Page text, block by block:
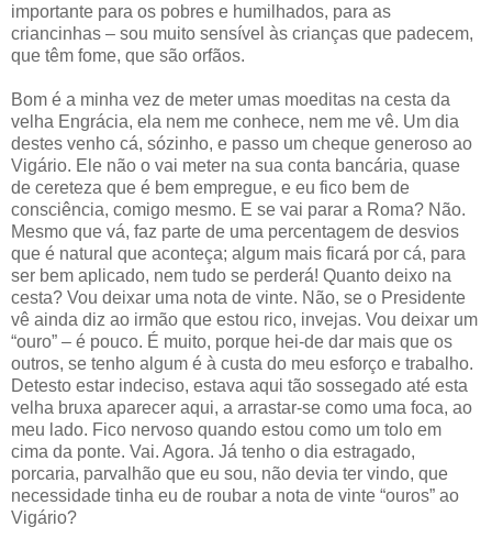
importante para os pobres e humilhados, para as
criancinhas – sou muito sensível às crianças que padecem,
que têm fome, que são orfãos.
Bom é a minha vez de meter umas moeditas na cesta da
velha Engrácia, ela nem me conhece, nem me vê. Um dia
destes venho cá, sózinho, e passo um cheque generoso ao
Vigário. Ele não o vai meter na sua conta bancária, quase
de cereteza que é bem empregue, e eu fico bem de
consciência, comigo mesmo. E se vai parar a Roma? Não.
Mesmo que vá, faz parte de uma percentagem de desvios
que é natural que aconteça; algum mais ficará por cá, para
ser bem aplicado, nem tudo se perderá! Quanto deixo na
cesta? Vou deixar uma nota de vinte. Não, se o Presidente
vê ainda diz ao irmão que estou rico, invejas. Vou deixar um
“ouro” – é pouco. É muito, porque hei-de dar mais que os
outros, se tenho algum é à custa do meu esforço e trabalho.
Detesto estar indeciso, estava aqui tão sossegado até esta
velha bruxa aparecer aqui, a arrastar-se como uma foca, ao
meu lado. Fico nervoso quando estou como um tolo em
cima da ponte. Vai. Agora. Já tenho o dia estragado,
porcaria, parvalhão que eu sou, não devia ter vindo, que
necessidade tinha eu de roubar a nota de vinte “ouros” ao
Vigário?